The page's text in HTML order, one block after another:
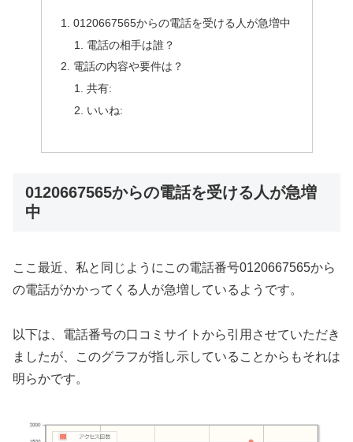
0120667565からの電話を受ける人が急増中
電話の相手は誰？
電話の内容や要件は？
共有:
いいね:
0120667565からの電話を受ける人が急増
中
ここ最近、私と同じようにこの電話番号0120667565から
の電話がかかってくる人が急増しているようです。
以下は、電話番号の口コミサイトから引用させていただき
ましたが、このグラフが指し示していることからもそれは
明らかです。